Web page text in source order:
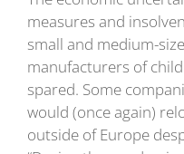
measures and
small and medium-
manufacturers of
spared. Some
would (once again)
outside of Europe